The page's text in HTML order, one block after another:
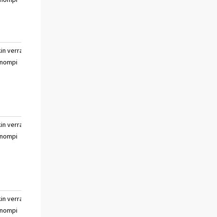
verran
verran
verran